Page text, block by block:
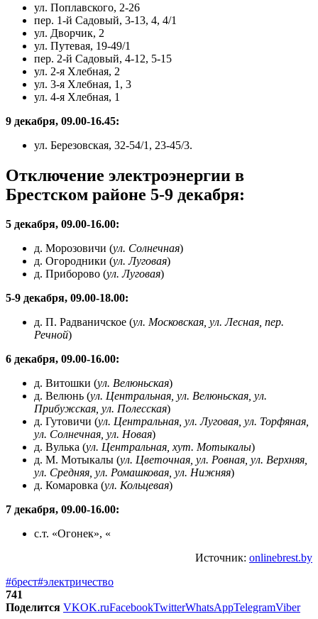
ул. Поплавского, 2-26
пер. 1-й Садовый, 3-13, 4, 4/1
ул. Дворчик, 2
ул. Путевая, 19-49/1
пер. 2-й Садовый, 4-12, 5-15
ул. 2-я Хлебная, 2
ул. 3-я Хлебная, 1, 3
ул. 4-я Хлебная, 1
9 декабря, 09.00-16.45:
ул. Березовская, 32-54/1, 23-45/3.
Отключение электроэнергии в
Брестском районе 5-9 декабря:
5 декабря, 09.00-16.00:
д. Морозовичи (ул. Солнечная)
д. Огородники (ул. Луговая)
д. Приборово (ул. Луговая)
5-9 декабря, 09.00-18.00:
д. П. Радваничское (ул. Московская, ул. Лесная, пер.
Речной)
6 декабря, 09.00-16.00:
д. Витошки (ул. Велюньская)
д. Велюнь (ул. Центральная, ул. Велюньская, ул.
Прибужская, ул. Полесская)
д. Гутовичи (ул. Центральная, ул. Луговая, ул. Торфяная,
ул. Солнечная, ул. Новая)
д. Вулька (ул. Центральная, хут. Мотыкалы)
д. М. Мотыкалы (ул. Цветочная, ул. Ровная, ул. Верхняя,
ул. Средняя, ул. Ромашковая, ул. Нижняя)
д. Комаровка (ул. Кольцевая)
7 декабря, 09.00-16.00:
с.т. «Огонек», «
Источник: onlinebrest.by
#брест#электричество
741
Поделится VKOK.ruFacebookTwitterWhatsAppTelegramViber